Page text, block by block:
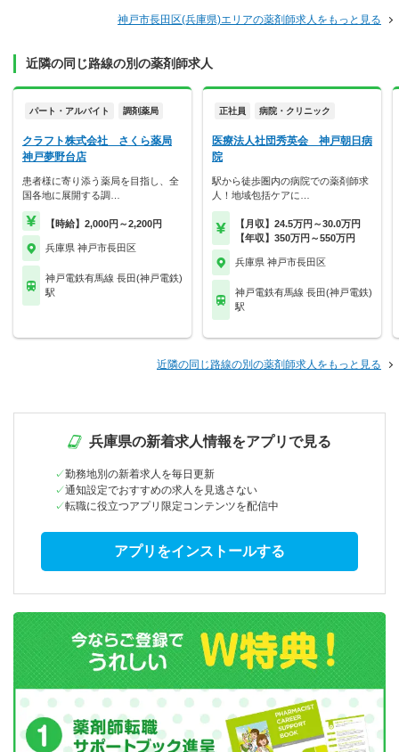
神戸市長田区(兵庫県)エリアの薬剤師求人をもっと見る
近隣の同じ路線の別の薬剤師求人
パート・アルバイト 調剤薬局
クラフト株式会社 さくら薬局
神戸夢野台店
患者様に寄り添う薬局を目指し、全
国各地に展開する調…
【時給】2,000円～2,200円
兵庫県 神戸市長田区
神戸電鉄有馬線 長田(神戸電鉄)
駅
正社員 病院・クリニック
医療法人社団秀英会 神戸朝日病
院
駅から徒歩圏内の病院での薬剤師求
人！地域包括ケアに…
【月収】24.5万円～30.0万円
【年収】350万円～550万円
兵庫県 神戸市長田区
神戸電鉄有馬線 長田(神戸電鉄)
駅
近隣の同じ路線の別の薬剤師求人をもっと見る
兵庫県の新着求人情報をアプリで見る
勤務地別の新着求人を毎日更新
通知設定でおすすめの求人を見逃さない
転職に役立つアプリ限定コンテンツを配信中
アプリをインストールする